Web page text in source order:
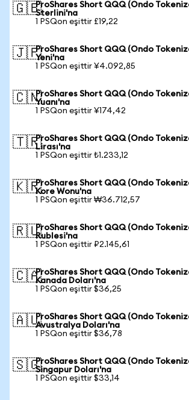
🇬🇧ProShares Short QQQ (Ondo
Sterlini'na
1 PSQon eşittir £19,22
🇯🇵ProShares Short QQQ (Ondo
Yeni'na
1 PSQon eşittir ¥4.092,85
🇨🇳ProShares Short QQQ (Ondo
Yuanı'na
1 PSQon eşittir ¥174,42
🇹🇷ProShares Short QQQ (Ondo
Lirası'na
1 PSQon eşittir ₺1.233,12
🇰🇷ProShares Short QQQ (Ondo
Kore Wonu'na
1 PSQon eşittir ₩36.712,57
🇷🇺ProShares Short QQQ (Ondo
Rublesi'na
1 PSQon eşittir ₽2.145,61
🇨🇦ProShares Short QQQ (Ondo
Kanada Doları'na
1 PSQon eşittir $36,25
🇦🇺ProShares Short QQQ (Ondo
Avustralya Doları'na
1 PSQon eşittir $36,78
🇸🇬ProShares Short QQQ (Ondo
Singapur Doları'na
1 PSQon eşittir $33,14